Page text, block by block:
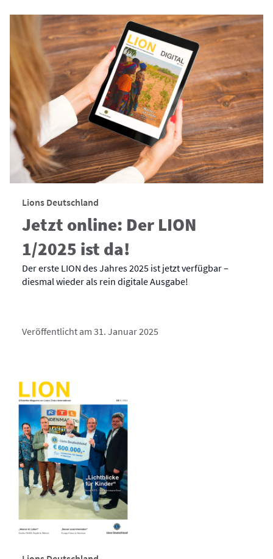
Lions Deutschland
Jetzt online: Der LION
1/2025 ist da!
Der erste LION des Jahres 2025 ist jetzt verfügbar –
diesmal wieder als rein digitale Ausgabe!
Veröffentlicht am 31. Januar 2025